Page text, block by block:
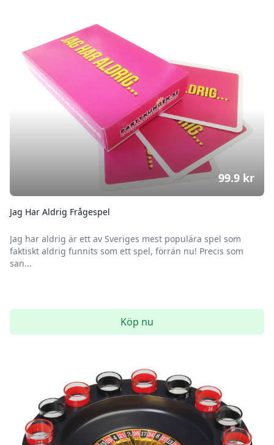
Jag Har Aldrig Frågespel
Jag har aldrig är ett av Sveriges mest populära spel som
faktiskt aldrig funnits som ett spel, förrän nu! Precis som
san...
99.9 kr
Köp nu